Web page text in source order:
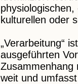
kulturellen oder
„Verarbeitung“
ausgeführten
Zusammenhang
weit und